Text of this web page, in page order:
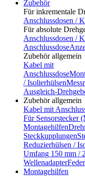
Zubehör
Für inkrementale
Anschlussdosen /
Für absolute
Anschlussdosen /
Anschlussdose
Zubehör allgemein
Kabel mit
Anschlussdose
/ Isolierhülsen
Ausgleich-
Zubehör allgemein
Kabel mit
Für Sensorstecker
Montagehilfen
Steckkupplungen
Reduzierhülsen /
Umfang 150 mm /
Wellenadapter
Montagehilfen